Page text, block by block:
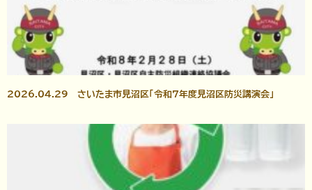
2026.04.29 さいたま市見沼区「令和7年度見沼区防災講演会」